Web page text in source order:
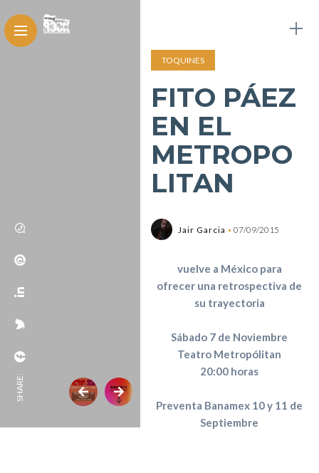
SHARE:
TOQUINES
FITO PÁEZ
EN EL
METROPO
LITAN
Jair Garcia 07/09/2015
vuelve a México para
ofrecer una retrospectiva de
su trayectoria
Sábado 7 de Noviembre
Teatro Metropólitan
20:00 horas
Preventa Banamex 10 y 11 de
Septiembre